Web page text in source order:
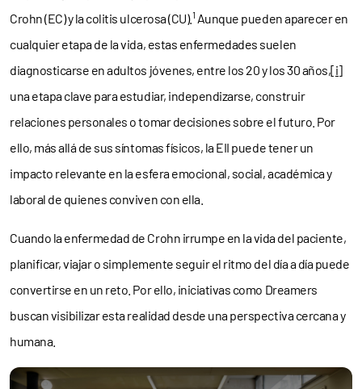
Crohn (EC) y la colitis ulcerosa (CU).1 Aunque pueden aparecer en
cualquier etapa de la vida, estas enfermedades suelen
diagnosticarse en adultos jóvenes, entre los 20 y los 30 años,[i]
una etapa clave para estudiar, independizarse, construir
relaciones personales o tomar decisiones sobre el futuro. Por
ello, más allá de sus síntomas físicos, la EII puede tener un
impacto relevante en la esfera emocional, social, académica y
laboral de quienes conviven con ella.
Cuando la enfermedad de Crohn irrumpe en la vida del paciente,
planificar, viajar o simplemente seguir el ritmo del día a día puede
convertirse en un reto. Por ello, iniciativas como Dreamers
buscan visibilizar esta realidad desde una perspectiva cercana y
humana.